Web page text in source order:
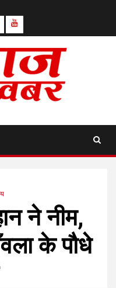
YouTube
ने नीम,
के पौधे